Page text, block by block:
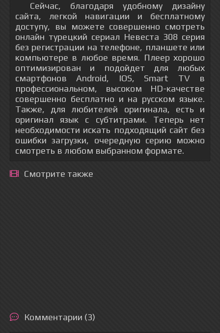
Сейчас, благодаря удобному дизайну
сайта, легкой навигации и бесплатному
доступу, вы можете совершенно смотреть
онлайн турецкий сериал Невеста 308 серия
без регистрации на телефоне, планшете или
компьютере в любое время. Плеер хорошо
оптимизирован и подойдет для любых
смартфонов Android, IOS, Smart TV в
профессиональном, высоком HD-качестве
совершенно бесплатно и на русском языке.
Также, для любителей оригинала, есть и
оригинал язык с субтитрами. Теперь нет
необходимости искать подходящий сайт без
ошибки загрузки, очередную серию можно
смотреть в любом выбранном формате.
Смотрите также
Комментарии (3)